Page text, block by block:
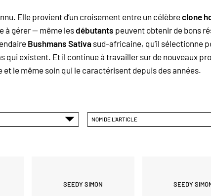
Elle provient d’un croisement entre un célèbreclone
à gérer — même lesdébutants peuvent obtenir de bons
Bushmans Sativa sud-africaine, qu’il sélectionne
qui existent. Et il continue à travailler sur de nouveaux
et le même soin qui le caractérisent depuis des années.
NOM DE L'ARTICLE
SEEDY SIMON SEEDY